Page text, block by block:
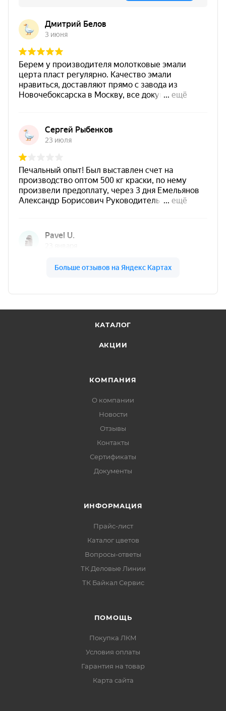
КАТАЛОГ
АКЦИИ
КОМПАНИЯ
О компании
Новости
Отзывы
Контакты
Сертификаты
Документы
ИНФОРМАЦИЯ
Прайс-лист
Каталог цветов
Вопросы-ответы
ТК Деловые Линии
ТК Байкал Сервис
ПОМОЩЬ
Покупка ЛКМ
Условия оплаты
Гарантия на товар
Карта сайта